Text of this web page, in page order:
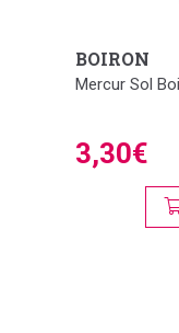
BOIRON
Mercur Sol
3,30€